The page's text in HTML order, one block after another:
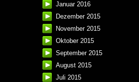
Januar 2016
Dezember 2015
November 2015
Oktober 2015
September 2015
August 2015
Juli 2015